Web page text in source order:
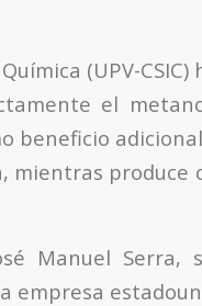
(UPV-
el
beneficio
produce
Manuel Serra,
empresa